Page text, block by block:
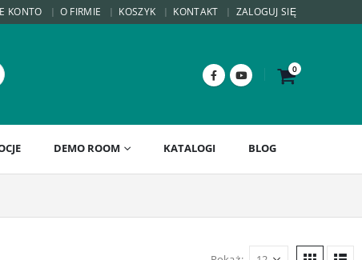
KONTO O FIRMIE KOSZYK KONTAKT ZALOGUJ SIĘ
0
DEMO ROOM KATALOGI BLOG